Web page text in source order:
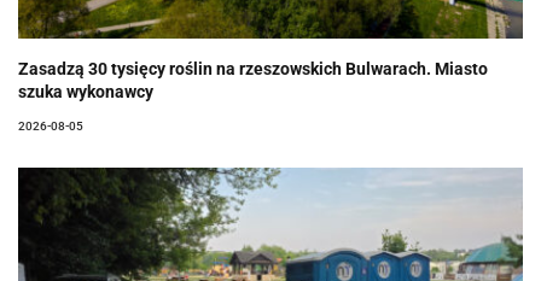
Zasadzą 30 tysięcy roślin na rzeszowskich Bulwarach. Miasto
szuka wykonawcy
2026-08-05